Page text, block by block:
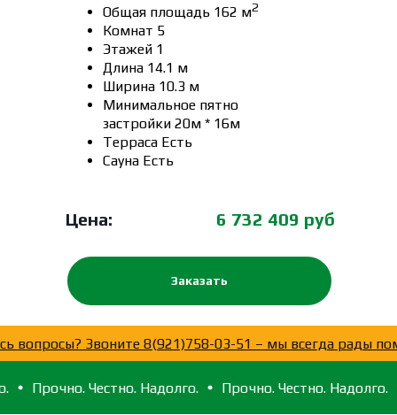
6 732 409 руб
Цена:
Общая площадь 162 м2
Комнат 5
Этажей 1
Длина 14.1 м
Ширина 10.3 м
Минимальное пятно
застройки 20м * 16м
Терраса Есть
Сауна Есть
Заказать
Остались вопросы? Звоните 8(921)758-03-51 – мы
Честно. Надолго. Прочно. Честно. Надолго.